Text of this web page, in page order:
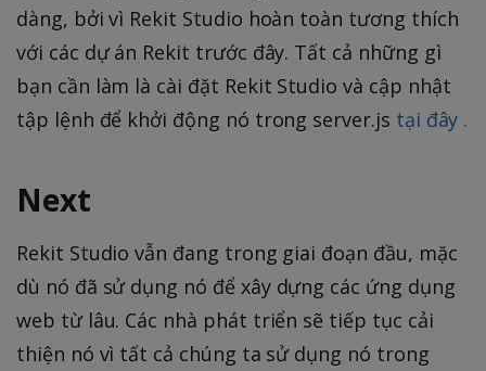
dàng, bởi vì Rekit Studio hoàn toàn tương thích
với các dự án Rekit trước đây. Tất cả những gì
bạn cần làm là cài đặt Rekit Studio và cập nhật
tập lệnh để khởi động nó trong server.js tại đây .
Next
Rekit Studio vẫn đang trong giai đoạn đầu, mặc
dù nó đã sử dụng nó để xây dựng các ứng dụng
web từ lâu. Các nhà phát triển sẽ tiếp tục cải
thiện nó vì tất cả chúng ta sử dụng nó trong